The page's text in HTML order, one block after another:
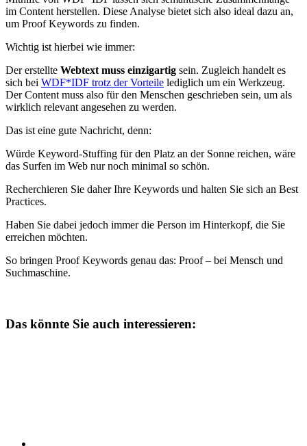
im Content herstellen. Diese Analyse bietet sich also ideal dazu an,
um Proof Keywords zu finden.
Wichtig ist hierbei wie immer:
Der erstellte Webtext muss einzigartig sein. Zugleich handelt es
sich bei WDF*IDF trotz der Vorteile lediglich um ein Werkzeug.
Der Content muss also für den Menschen geschrieben sein, um als
wirklich relevant angesehen zu werden.
Das ist eine gute Nachricht, denn:
Würde Keyword-Stuffing für den Platz an der Sonne reichen, wäre
das Surfen im Web nur noch minimal so schön.
Recherchieren Sie daher Ihre Keywords und halten Sie sich an Best
Practices.
Haben Sie dabei jedoch immer die Person im Hinterkopf, die Sie
erreichen möchten.
So bringen Proof Keywords genau das: Proof – bei Mensch und
Suchmaschine.
Das könnte Sie auch interessieren: